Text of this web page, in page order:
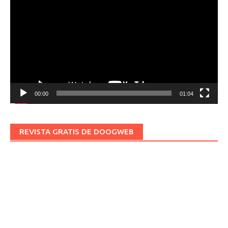
00:00 01:04
REVISTA GRATIS DE DOOGWEB